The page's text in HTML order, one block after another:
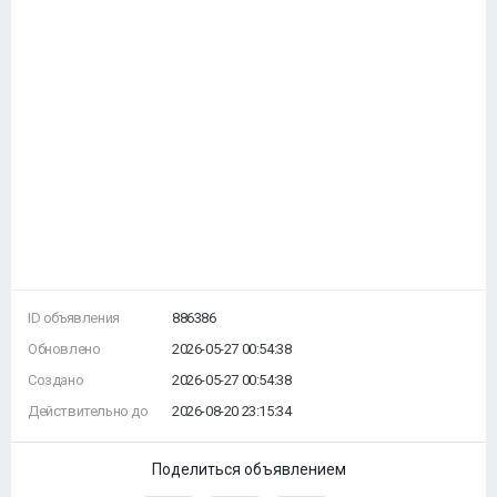
ID объявления
Обновлено
Создано
Действительно до
886386
2026-05-27 00:54:38
2026-05-27 00:54:38
2026-08-20 23:15:34
Поделиться объявлением